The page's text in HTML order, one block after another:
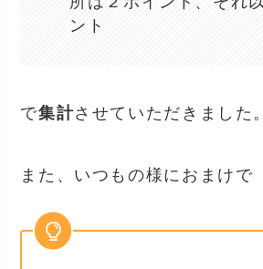
ント
で集計させていただきました。
また、いつもの様におまけで